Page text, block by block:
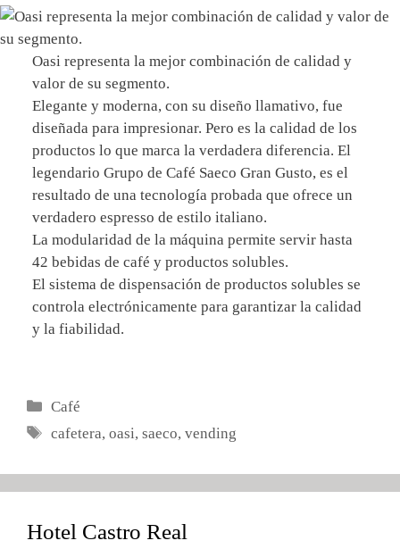
Oasi representa la mejor combinación de calidad y
valor de su segmento.
Elegante y moderna, con su diseño llamativo, fue
diseñada para impresionar. Pero es la calidad de los
productos lo que marca la verdadera diferencia. El
legendario Grupo de Café Saeco Gran Gusto, es el
resultado de una tecnología probada que ofrece un
verdadero espresso de estilo italiano.
La modularidad de la máquina permite servir hasta
42 bebidas de café y productos solubles.
El sistema de dispensación de productos solubles se
controla electrónicamente para garantizar la calidad
y la fiabilidad.
Categorías
Café
Etiquetas
cafetera,oasi,saeco,vending
Hotel Castro Real